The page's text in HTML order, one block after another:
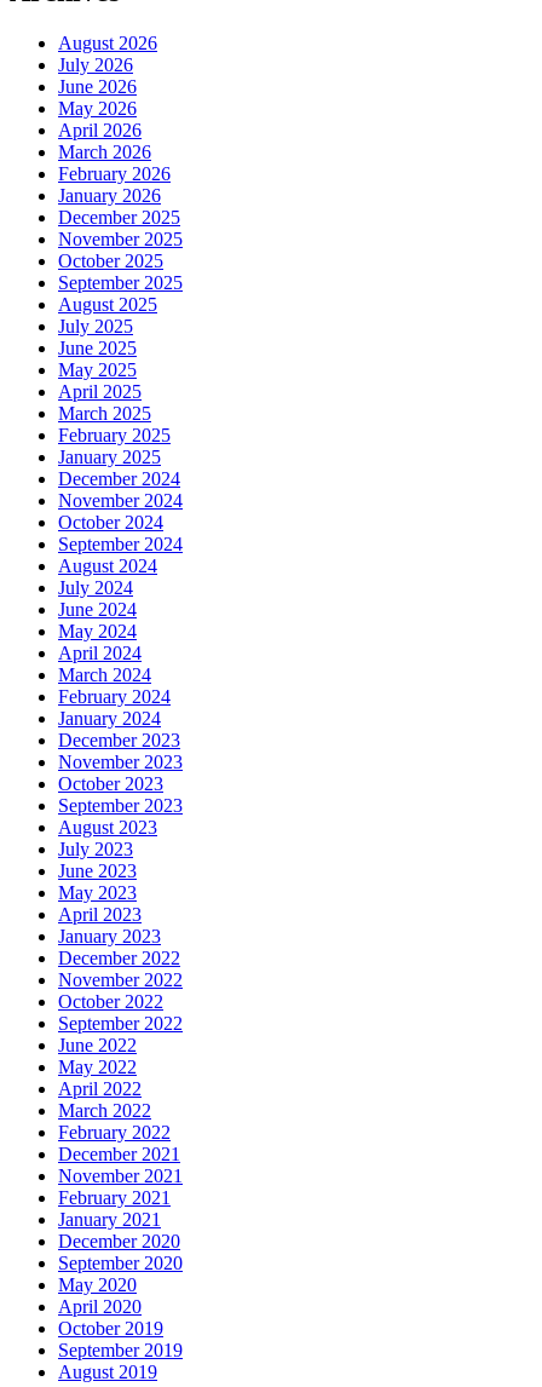
August 2026
July 2026
June 2026
May 2026
April 2026
March 2026
February 2026
January 2026
December 2025
November 2025
October 2025
September 2025
August 2025
July 2025
June 2025
May 2025
April 2025
March 2025
February 2025
January 2025
December 2024
November 2024
October 2024
September 2024
August 2024
July 2024
June 2024
May 2024
April 2024
March 2024
February 2024
January 2024
December 2023
November 2023
October 2023
September 2023
August 2023
July 2023
June 2023
May 2023
April 2023
January 2023
December 2022
November 2022
October 2022
September 2022
June 2022
May 2022
April 2022
March 2022
February 2022
December 2021
November 2021
February 2021
January 2021
December 2020
September 2020
May 2020
April 2020
October 2019
September 2019
August 2019